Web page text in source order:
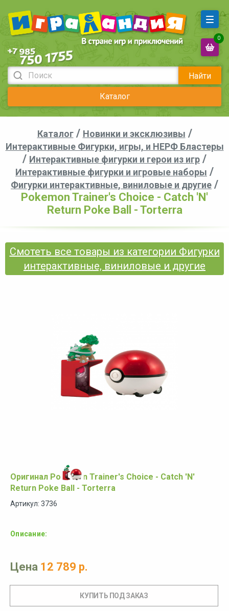
Найти
Каталог
0
Каталог/ Новинки и эксклюзивы /
Интерактивные Фигурки, игры, и НЕРФ Бластеры
/ Интерактивные фигурки и герои из игр /
Интерактивные фигурки и игровые наборы /
Фигурки интерактивные, виниловые и другие /
Pokemon Trainer's Choice - Catch 'N'
Return Poke Ball - Torterra
Смотеть все товары из категории Фигурки
интерактивные, виниловые и другие
Оригинал Pokemon Trainer's Choice - Catch 'N'
Return Poke Ball - Torterra
Артикул: 3736
Описание:
Цена 12 789 р.